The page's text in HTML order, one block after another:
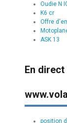
Oudie N
K6 cr
Offre
ASK 13
En
position